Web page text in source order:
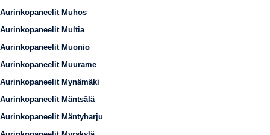
Aurinkopaneelit Muhos
Aurinkopaneelit Multia
Aurinkopaneelit Muonio
Aurinkopaneelit Muurame
Aurinkopaneelit Mynämäki
Aurinkopaneelit Mäntsälä
Aurinkopaneelit Mäntyharju